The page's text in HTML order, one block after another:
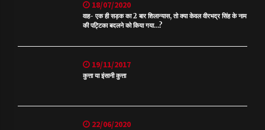
18/07/2020
वाह- एक ही सड़क का 2 बार शिलान्यास, तो क्या केवल वीरभद्र सिंह के नाम
की पट्टिका बदलने को किया गया…?
19/11/2017
कुत्ता या इंसानी कुत्ता
22/06/2020